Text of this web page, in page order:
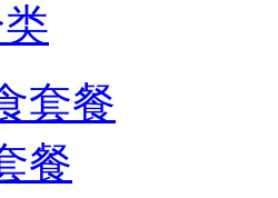
套餐
餐